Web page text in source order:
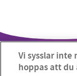
utveckla
Stötta vårt
Vi sysslar inte
hoppas att du